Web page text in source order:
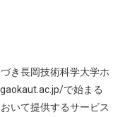
き長岡技術科学大学ホ
で始まる
いて提供するサービス